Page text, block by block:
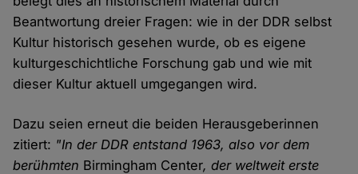
Beantwortung dreier Fragen: wie in der DDR selbst
Kultur historisch gesehen wurde, ob es eigene
kulturgeschichtliche Forschung gab und wie mit
dieser Kultur aktuell umgegangen wird.
Dazu seien erneut die beiden Herausgeberinnen
zitiert: "In der DDR entstand 1963, also vor dem
berühmten Birmingham Center, der weltweit erste